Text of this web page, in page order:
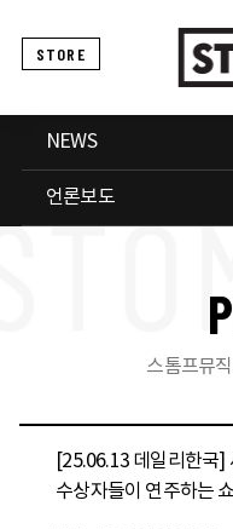
STORE
NEWS
언론보도
P
스톰프뮤
[25.06.13 데일리한국]
수상자들이 연주하는